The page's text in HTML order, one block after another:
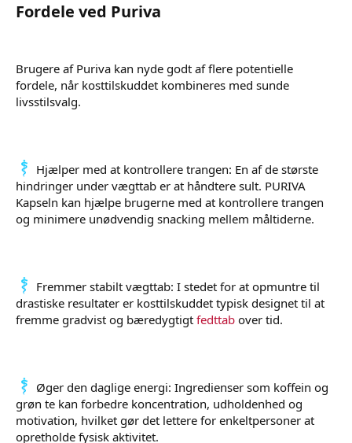
Fordele ved Puriva
Brugere af Puriva kan nyde godt af flere potentielle
fordele, når kosttilskuddet kombineres med sunde
livsstilsvalg.
Hjælper med at kontrollere trangen: En af de største
hindringer under vægttab er at håndtere sult. PURIVA
Kapseln kan hjælpe brugerne med at kontrollere trangen
og minimere unødvendig snacking mellem måltiderne.
Fremmer stabilt vægttab: I stedet for at opmuntre til
drastiske resultater er kosttilskuddet typisk designet til at
fremme gradvist og bæredygtigt fedttab over tid.
Øger den daglige energi: Ingredienser som koffein og
grøn te kan forbedre koncentration, udholdenhed og
motivation, hvilket gør det lettere for enkeltpersoner at
opretholde fysisk aktivitet.